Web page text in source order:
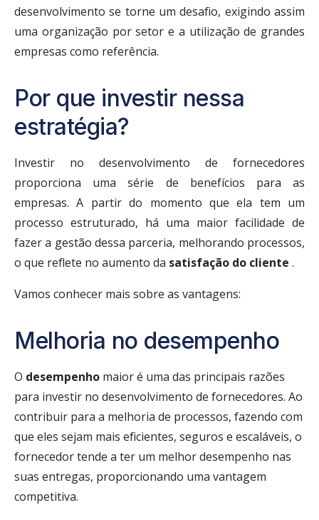
desenvolvimento se torne um desafio, exigindo assim
uma organização por setor e a utilização de grandes
empresas como referência.
Por que investir nessa
estratégia?
Investir no desenvolvimento de fornecedores
proporciona uma série de benefícios para as
empresas. A partir do momento que ela tem um
processo estruturado, há uma maior facilidade de
fazer a gestão dessa parceria, melhorando processos,
o que reflete no aumento da satisfação do cliente .
Vamos conhecer mais sobre as vantagens:
Melhoria no desempenho
O desempenho maior é uma das principais razões
para investir no desenvolvimento de fornecedores. Ao
contribuir para a melhoria de processos, fazendo com
que eles sejam mais eficientes, seguros e escaláveis, o
fornecedor tende a ter um melhor desempenho nas
suas entregas, proporcionando uma vantagem
competitiva.